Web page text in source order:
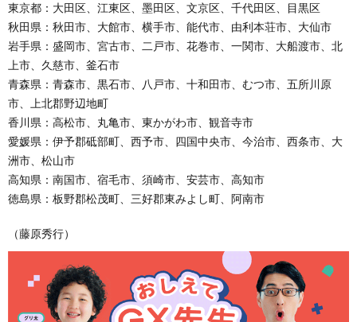
東京都：大田区、江東区、墨田区、文京区、千代田区、目黒区
秋田県：秋田市、大館市、横手市、能代市、由利本荘市、大仙市
岩手県：盛岡市、宮古市、二戸市、花巻市、一関市、大船渡市、北
上市、久慈市、釜石市
青森県：青森市、黒石市、八戸市、十和田市、むつ市、五所川原
市、上北郡野辺地町
香川県：高松市、丸亀市、東かがわ市、観音寺市
愛媛県：伊予郡砥部町、西予市、四国中央市、今治市、西条市、大
洲市、松山市
高知県：南国市、宿毛市、須崎市、安芸市、高知市
徳島県：板野郡松茂町、三好郡東みよし町、阿南市
（藤原秀行）